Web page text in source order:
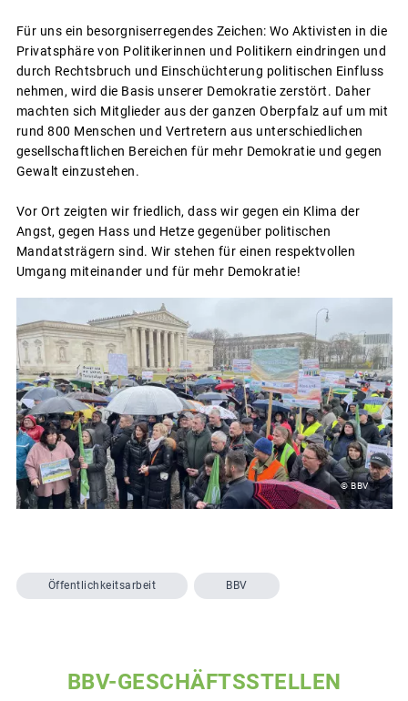
Für uns ein besorgniserregendes Zeichen: Wo Aktivisten in die
Privatsphäre von Politikerinnen und Politikern eindringen und
durch Rechtsbruch und Einschüchterung politischen Einfluss
nehmen, wird die Basis unserer Demokratie zerstört. Daher
machten sich Mitglieder aus der ganzen Oberpfalz auf um mit
rund 800 Menschen und Vertretern aus unterschiedlichen
gesellschaftlichen Bereichen für mehr Demokratie und gegen
Gewalt einzustehen.
Vor Ort zeigten wir friedlich, dass wir gegen ein Klima der
Angst, gegen Hass und Hetze gegenüber politischen
Mandatsträgern sind. Wir stehen für einen respektvollen
Umgang miteinander und für mehr Demokratie!
© BBV
Öffentlichkeitsarbeit BBV
BBV-GESCHÄFTSSTELLEN